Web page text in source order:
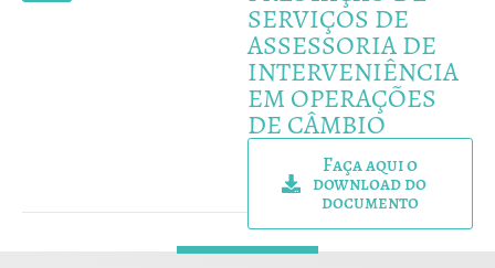
SERVIÇOS DE
ASSESSORIA DE
INTERVENIÊNCIA
EM OPERAÇÕES
DE CÂMBIO
Faça aqui o
download do
documento